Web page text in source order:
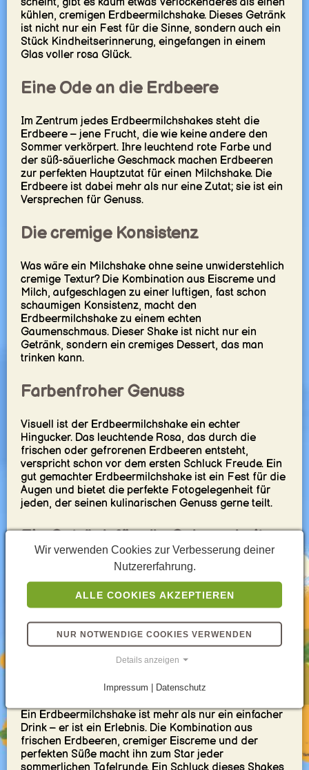
kühlen, cremigen Erdbeermilchshake. Dieses Getränk
ist nicht nur ein Fest für die Sinne, sondern auch ein
Stück Kindheitserinnerung, eingefangen in einem
Glas voller rosa Glück.
Eine Ode an die Erdbeere
Im Zentrum jedes Erdbeermilchshakes steht die
Erdbeere – jene Frucht, die wie keine andere den
Sommer verkörpert. Ihre leuchtend rote Farbe und
der süß-säuerliche Geschmack machen Erdbeeren
zur perfekten Hauptzutat für einen Milchshake. Die
Erdbeere ist dabei mehr als nur eine Zutat; sie ist ein
Versprechen für Genuss.
Die cremige Konsistenz
Was wäre ein Milchshake ohne seine unwiderstehlich
cremige Textur? Die Kombination aus Eiscreme und
Milch, aufgeschlagen zu einer luftigen, fast schon
schaumigen Konsistenz, macht den
Erdbeermilchshake zu einem echten
Gaumenschmaus. Dieser Shake ist nicht nur ein
Getränk, sondern ein cremiges Dessert, das man
trinken kann.
Farbenfroher Genuss
Visuell ist der Erdbeermilchshake ein echter
Hingucker. Das leuchtende Rosa, das durch die
frischen oder gefrorenen Erdbeeren entsteht,
verspricht schon vor dem ersten Schluck Freude. Ein
gut gemachter Erdbeermilchshake ist ein Fest für die
Augen und bietet die perfekte Fotogelegenheit für
jeden, der seinen kulinarischen Genuss gerne teilt.
Ein Getränk für alle Gelegenheiten
Erdbeermilchshakes sind wunderbar wandelbar. Sie
passen perfekt als erfrischender Nachmittagssnack,
als süßes Frühstück oder als Dessert nach einem
leichten Sommeressen. Egal, ob zu Hause genossen
oder als Highlight auf einer Gartenparty serviert, sie
bringen immer eine fröhliche und ausgelassene
Stimmung mit.
Ein Erdbeermilchshake ist mehr als nur ein einfacher
Drink – er ist ein Erlebnis. Die Kombination aus
frischen Erdbeeren, cremiger Eiscreme und der
perfekten Süße macht ihn zum Star jeder
Wir verwenden Cookies zur Verbesserung deiner
Nutzererfahrung.
ALLE COOKIES AKZEPTIEREN
NUR NOTWENDIGE COOKIES VERWENDEN
Details anzeigen
Impressum | Datenschutz